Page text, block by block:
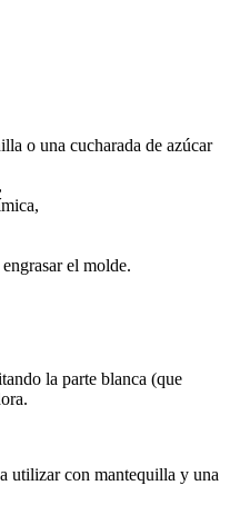
o una cucharada de azúcar
el molde.
la parte blanca (que
utilizar con mantequilla y una